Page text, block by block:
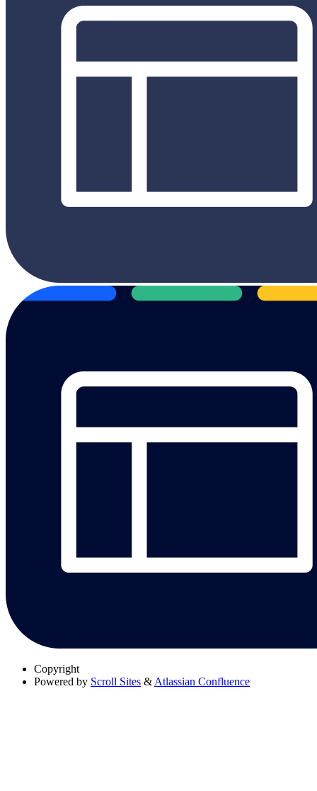
Copyright
Powered by Scroll Sites & Atlassian Confluence